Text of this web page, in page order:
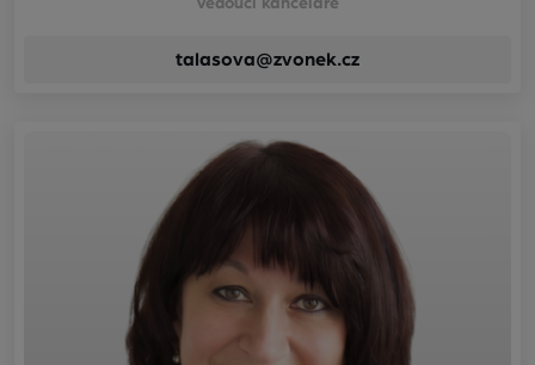
Vedoucí kanceláře
talasova@zvonek.cz